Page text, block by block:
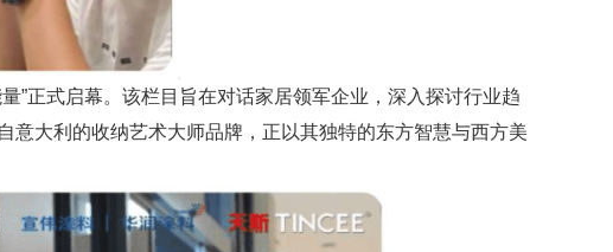
”正式启幕。该栏目旨在对话家居领军企业，深入探讨行业趋
大利的收纳艺术大师品牌，正以其独特的东方智慧与西方美